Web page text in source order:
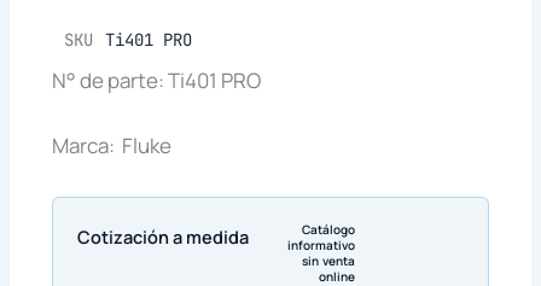
SKU Ti401 PRO
N° de parte: Ti401 PRO
Marca: Fluke
Cotización a medida
Catálogo
informativo
sin venta
online